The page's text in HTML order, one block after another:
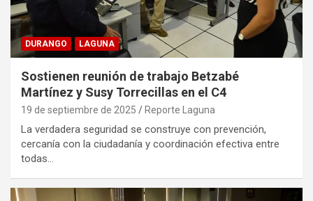
DURANGO LAGUNA
Sostienen reunión de trabajo Betzabé
Martínez y Susy Torrecillas en el C4
19 de septiembre de 2025 Reporte Laguna
La verdadera seguridad se construye con prevención,
cercanía con la ciudadanía y coordinación efectiva entre
todas…